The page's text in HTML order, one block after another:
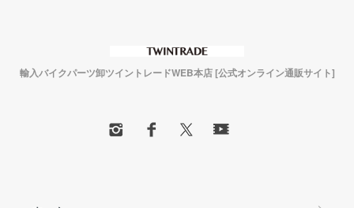
輸入バイクパーツ卸ツイントレードWEB本店 [公式オンライン通販サイト]